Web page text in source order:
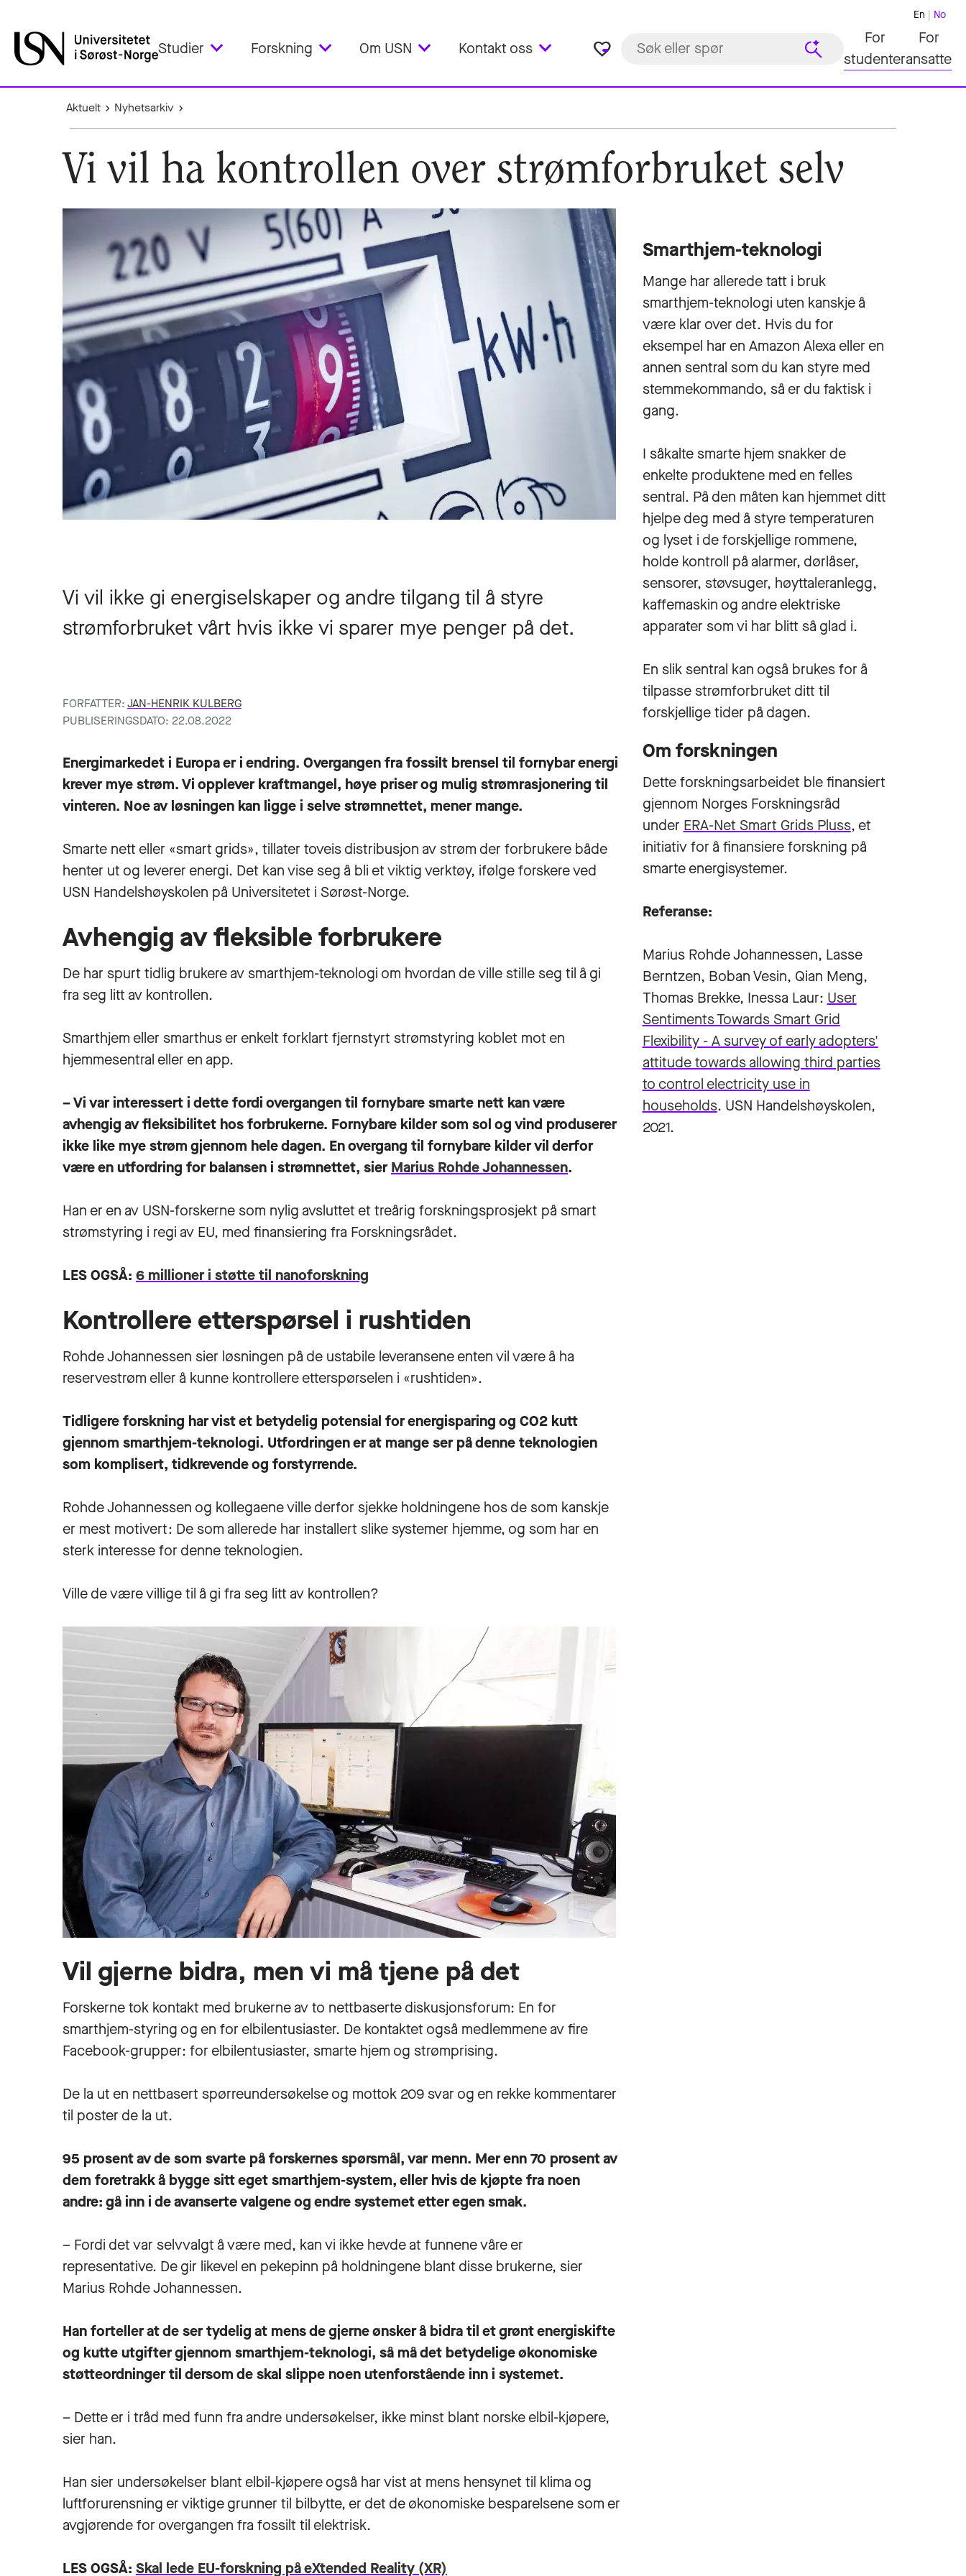
Studier Forskning Om USN Kontakt oss favorite_border
En No
For
studenter
For
ansatte
Aktuelt Nyhetsarkiv
Vi vil ha kontrollen over strømforbruket selv
Vi vil ikke gi energiselskaper og andre tilgang til å styre
strømforbruket vårt hvis ikke vi sparer mye penger på det.
FORFATTER:JAN-HENRIK KULBERG
PUBLISERINGSDATO: 22.08.2022
Energimarkedet i Europa er i endring. Overgangen fra fossilt brensel til fornybar energi
krever mye strøm. Vi opplever kraftmangel, høye priser og mulig strømrasjonering til
vinteren. Noe av løsningen kan ligge i selve strømnettet, mener mange.
Smarte nett eller «smart grids», tillater toveis distribusjon av strøm der forbrukere både
henter ut og leverer energi. Det kan vise seg å bli et viktig verktøy, ifølge forskere ved
USN Handelshøyskolen på Universitetet i Sørøst-Norge.
Avhengig av fleksible forbrukere
De har spurt tidlig brukere av smarthjem-teknologi om hvordan de ville stille seg til å gi
fra seg litt av kontrollen.
Smarthjem eller smarthus er enkelt forklart fjernstyrt strømstyring koblet mot en
hjemmesentral eller en app.
– Vi var interessert i dette fordi overgangen til fornybare smarte nett kan være
avhengig av fleksibilitet hos forbrukerne. Fornybare kilder som sol og vind produserer
ikke like mye strøm gjennom hele dagen. En overgang til fornybare kilder vil derfor
være en utfordring for balansen i strømnettet, sierMarius Rohde Johannessen.
Han er en av USN-forskerne som nylig avsluttet et treårig forskningsprosjekt på smart
strømstyring i regi av EU, med finansiering fra Forskningsrådet.
LES OGSÅ: 6 millioner i støtte til nanoforskning
Kontrollere etterspørsel i rushtiden
Rohde Johannessen sier løsningen på de ustabile leveransene enten vil være å ha
reservestrøm eller å kunne kontrollere etterspørselen i «rushtiden».
Tidligere forskning har vist et betydelig potensial for energisparing og CO2 kutt
gjennom smarthjem-teknologi. Utfordringen er at mange ser på denne teknologien
som komplisert, tidkrevende og forstyrrende.
Rohde Johannessen og kollegaene ville derfor sjekke holdningene hos de som kanskje
er mest motivert: De som allerede har installert slike systemer hjemme, og som har en
sterk interesse for denne teknologien.
Ville de være villige til å gi fra seg litt av kontrollen?
Vil gjerne bidra, men vi må tjene på det
Forskerne tok kontakt med brukerne av to nettbaserte diskusjonsforum: En for
smarthjem-styring og en for elbilentusiaster. De kontaktet også medlemmene av fire
Facebook-grupper: for elbilentusiaster, smarte hjem og strømprising.
De la ut en nettbasert spørreundersøkelse og mottok 209 svar og en rekke kommentarer
til poster de la ut.
95 prosent av de som svarte på forskernes spørsmål, var menn. Mer enn 70 prosent av
dem foretrakk å bygge sitt eget smarthjem-system, eller hvis de kjøpte fra noen
andre: gå inn i de avanserte valgene og endre systemet etter egen smak.
– Fordi det var selvvalgt å være med, kan vi ikke hevde at funnene våre er
representative. De gir likevel en pekepinn på holdningene blant disse brukerne, sier
Marius Rohde Johannessen.
Han forteller at de ser tydelig at mens de gjerne ønsker å bidra til et grønt energiskifte
og kutte utgifter gjennom smarthjem-teknologi, så må det betydelige økonomiske
støtteordninger til dersom de skal slippe noen utenforstående inn i systemet.
– Dette er i tråd med funn fra andre undersøkelser, ikke minst blant norske elbil-kjøpere,
sier han.
Han sier undersøkelser blant elbil-kjøpere også har vist at mens hensynet til klima og
luftforurensning er viktige grunner til bilbytte, er det de økonomiske besparelsene som er
avgjørende for overgangen fra fossilt til elektrisk.
LES OGSÅ: Skal lede EU-forskning på eXtended Reality (XR)
Smarthjem-teknologi
Mange har allerede tatt i bruk
smarthjem-teknologi uten kanskje å
være klar over det. Hvis du for
eksempel har en Amazon Alexa eller en
annen sentral som du kan styre med
stemmekommando, så er du faktisk i
gang.
I såkalte smarte hjem snakker de
enkelte produktene med en felles
sentral. På den måten kan hjemmet ditt
hjelpe deg med å styre temperaturen
og lyset i de forskjellige rommene,
holde kontroll på alarmer, dørlåser,
sensorer, støvsuger, høyttaleranlegg,
kaffemaskin og andre elektriske
apparater som vi har blitt så glad i.
En slik sentral kan også brukes for å
tilpasse strømforbruket ditt til
forskjellige tider på dagen.
Om forskningen
Dette forskningsarbeidet ble finansiert
gjennom Norges Forskningsråd
under ERA-Net Smart Grids Pluss, et
initiativ for å finansiere forskning på
smarte energisystemer.
Referanse:
Marius Rohde Johannessen, Lasse
Berntzen, Boban Vesin, Qian Meng,
Thomas Brekke, Inessa Laur: User
Sentiments Towards Smart Grid
Flexibility - A survey of early adopters'
attitude towards allowing third parties
to control electricity use in
households. USN Handelshøyskolen,
2021.